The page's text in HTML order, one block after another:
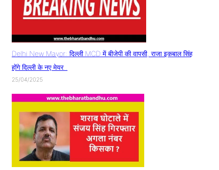
Delhi New Mayor: दिल्ली MCD में बीजेपी की वापसी, राजा इकबाल सिंह
होंगे दिल्ली के नए मेयर..
25/04/2025